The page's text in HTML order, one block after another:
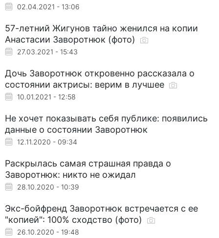
02.04.2021 - 13:06
57-летний Жигунов тайно женился на копии
Анастасии Заворотнюк (фото)
27.03.2021 - 15:43
Дочь Заворотнюк откровенно рассказала о
состоянии актрисы: верим в лучшее
10.01.2021 - 12:58
Не хочет показывать себя публике: появились
данные о состоянии Заворотнюк
12.11.2020 - 09:34
Раскрылась самая страшная правда о
Заворотнюк: никто не ожидал
28.10.2020 - 10:39
Экс-бойфренд Заворотнюк встречается с ее
"копией": 100% сходство (фото)
26.10.2020 - 19:48